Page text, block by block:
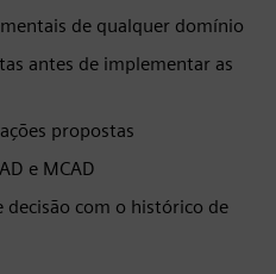
de qualquer domínio
antes de implementar as
propostas
e MCAD
decisão com o histórico de